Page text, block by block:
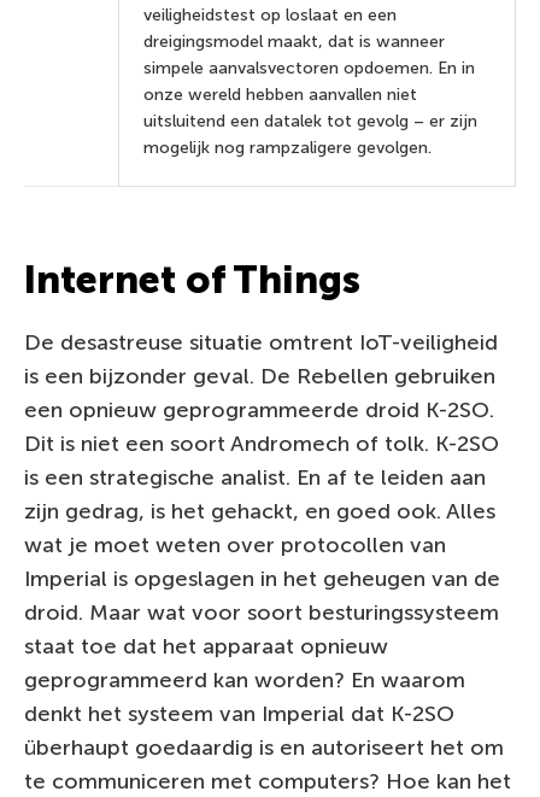
veiligheidstest op loslaat en een
dreigingsmodel maakt, dat is wanneer
simpele aanvalsvectoren opdoemen. En in
onze wereld hebben aanvallen niet
uitsluitend een datalek tot gevolg – er zijn
mogelijk nog rampzaligere gevolgen.
Internet of Things
De desastreuse situatie omtrent IoT-veiligheid
is een bijzonder geval. De Rebellen gebruiken
een opnieuw geprogrammeerde droid K-2SO.
Dit is niet een soort Andromech of tolk. K-2SO
is een strategische analist. En af te leiden aan
zijn gedrag, is het gehackt, en goed ook. Alles
wat je moet weten over protocollen van
Imperial is opgeslagen in het geheugen van de
droid. Maar wat voor soort besturingssysteem
staat toe dat het apparaat opnieuw
geprogrammeerd kan worden? En waarom
denkt het systeem van Imperial dat K-2SO
überhaupt goedaardig is en autoriseert het om
te communiceren met computers? Hoe kan het